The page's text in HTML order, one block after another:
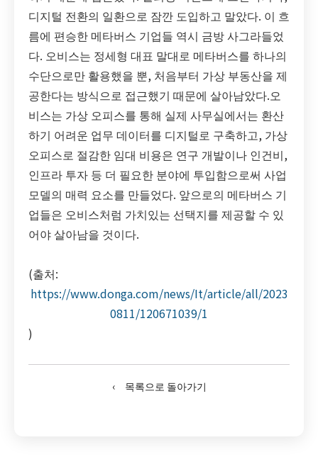
디지털 전환의 일환으로 잠깐 도입하고 말았다. 이 흐
름에 편승한 메타버스 기업들 역시 금방 사그라들었
다. 오비스는 정세형 대표 말대로 메타버스를 하나의
수단으로만 활용했을 뿐, 처음부터 가상 부동산을 제
공한다는 방식으로 접근했기 때문에 살아남았다.오
비스는 가상 오피스를 통해 실제 사무실에서는 환산
하기 어려운 업무 데이터를 디지털로 구축하고, 가상
오피스로 절감한 임대 비용은 연구 개발이나 인건비,
인프라 투자 등 더 필요한 분야에 투입함으로써 사업
모델의 매력 요소를 만들었다. 앞으로의 메타버스 기
업들은 오비스처럼 가치있는 선택지를 제공할 수 있
어야 살아남을 것이다.
(출처:
https://www.donga.com/news/It/article/all/2023
0811/120671039/1
)
‹ 목록으로 돌아가기